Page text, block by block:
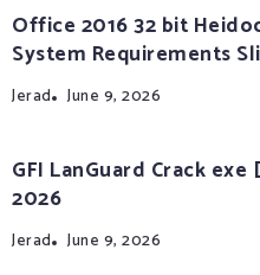
Office 2016 32 bit
System Requirements
Jerad June 9, 2026
GFI LanGuard Crack
2026
Jerad June 9, 2026